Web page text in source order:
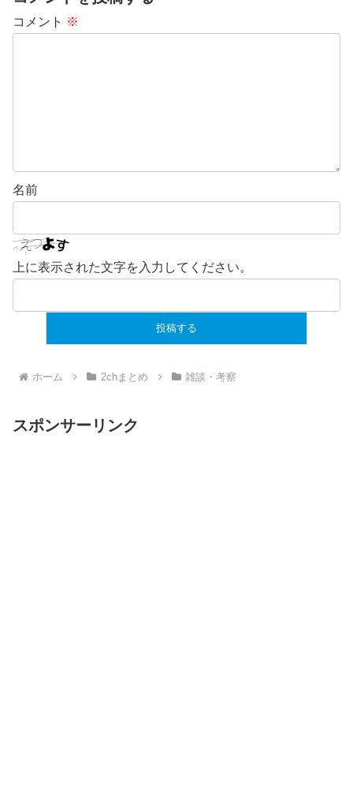
コメント ※
名前
上に表示された文字を入力してください。
ホーム 2chまとめ 雑談・考察
スポンサーリンク